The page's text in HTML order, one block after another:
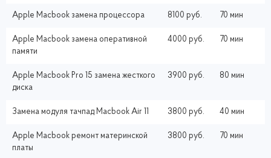
Apple Macbook замена процессора 8100 руб. 70 мин
Apple Macbook замена оперативной
памяти
4000 руб. 70 мин
Apple Macbook Pro 15 замена жесткого
диска
3900 руб. 80 мин
Замена модуля тачпад Macbook Air 11 3800 руб. 40 мин
Apple Macbook ремонт материнской
платы
3800 руб. 70 мин